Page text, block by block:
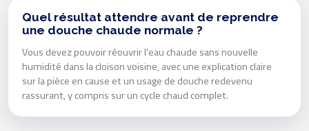
Quel résultat attendre avant de reprendre
une douche chaude normale ?
Vous devez pouvoir réouvrir l'eau chaude sans nouvelle
humidité dans la cloison voisine, avec une explication claire
sur la pièce en cause et un usage de douche redevenu
rassurant, y compris sur un cycle chaud complet.